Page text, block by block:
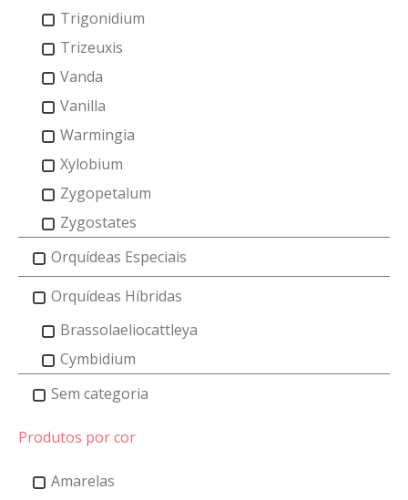
Trigonidium
Trizeuxis
Vanda
Vanilla
Warmingia
Xylobium
Zygopetalum
Zygostates
Orquídeas Especiais
Orquídeas Híbridas
Brassolaeliocattleya
Cymbidium
Sem categoria
Produtos por cor
Amarelas